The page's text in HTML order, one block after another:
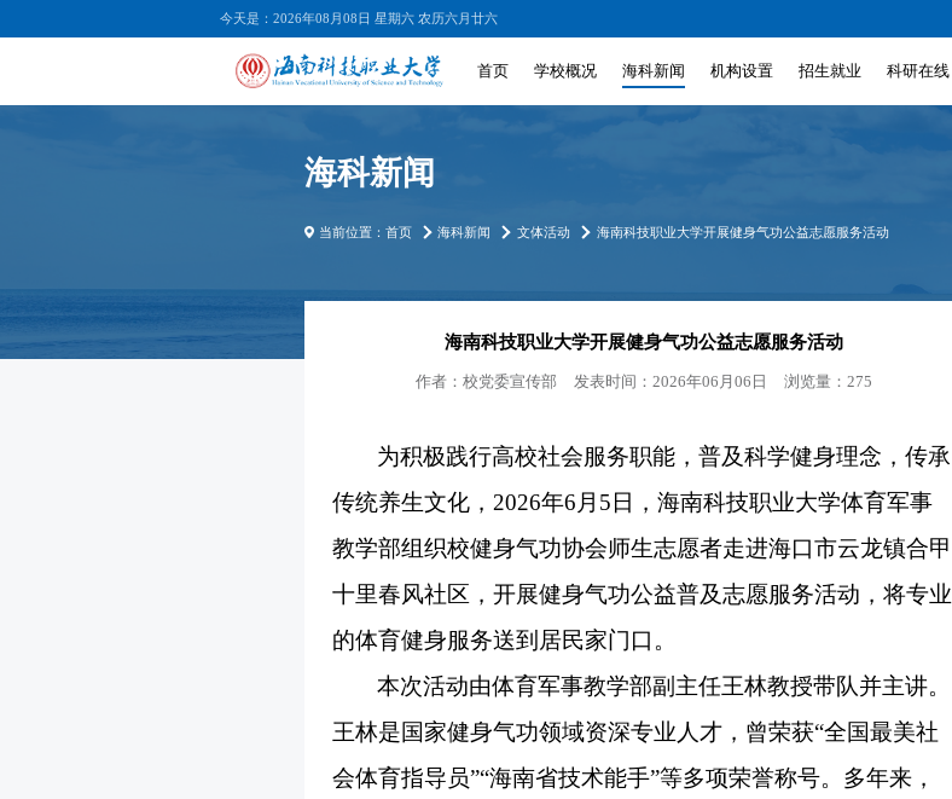
今天是：2026年08月08日 星期六 农历六月廿六
首页 学校概况 海科新闻 机构设置 招生就业 科研在线
海科新闻
当前位置： 首页 海科新闻 文体活动 海南科技职业大学开展健身气功公益志愿服务活动
海南科技职业大学开展健身气功公益志愿服务活动
作者： 校党委宣传部 发表时间：2026年06月06日 浏览量：275
为积极践行高校社会服务职能，普及科学健身理念，传承
传统养生文化， 2026年6月5日，海南科技职业大学体育军事
教学部组织校健身气功协会师生志愿者走进海口市云龙镇合甲
十里春风社区，开展健身气功公益普及志愿服务活动，将专业
的体育健身服务送到居民家门口。
本次活动由体育军事教学部副主任王林教授带队并主讲。
王林是国家健身气功领域资深专业人才，曾荣获“全国最美社
会体育指导员”“海南省技术能手”等多项荣誉称号。多年来，